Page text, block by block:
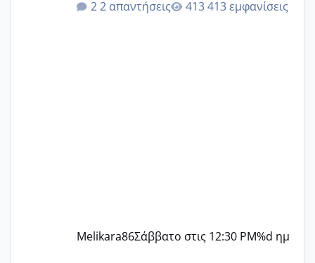
δεν χάνω εύκολα! Προσπαθώ για ακόμη
2 απαντήσεις 413 εμφανίσεις
Melikara86Σάββατο στις 12:30 PM%d ημ